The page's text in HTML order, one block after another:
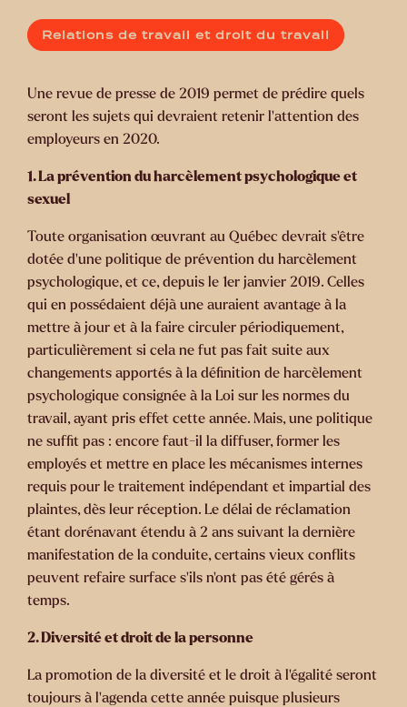
Relations de travail et droit du travail
Une revue de presse de 2019 permet de prédire quels
seront les sujets qui devraient retenir l’attention des
employeurs en 2020.
1. La prévention du harcèlement psychologique et
sexuel
Toute organisation œuvrant au Québec devrait s’être
dotée d’une politique de prévention du harcèlement
psychologique, et ce, depuis le 1er janvier 2019. Celles
qui en possédaient déjà une auraient avantage à la
mettre à jour et à la faire circuler périodiquement,
particulièrement si cela ne fut pas fait suite aux
changements apportés à la définition de harcèlement
psychologique consignée à la Loi sur les normes du
travail, ayant pris effet cette année. Mais, une politique
ne suffit pas : encore faut-il la diffuser, former les
employés et mettre en place les mécanismes internes
requis pour le traitement indépendant et impartial des
plaintes, dès leur réception. Le délai de réclamation
étant dorénavant étendu à 2 ans suivant la dernière
manifestation de la conduite, certains vieux conflits
peuvent refaire surface s’ils n’ont pas été gérés à
temps.
2. Diversité et droit de la personne
La promotion de la diversité et le droit à l’égalité seront
toujours à l’agenda cette année puisque plusieurs